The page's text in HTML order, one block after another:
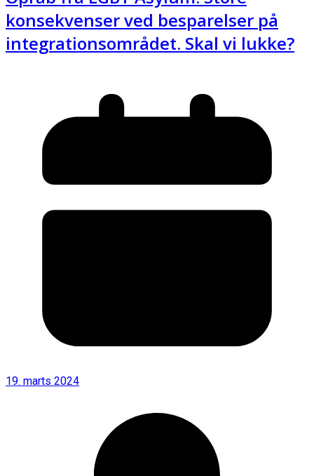
konsekvenser ved besparelser på
integrationsområdet. Skal vi lukke?
19. marts 2024